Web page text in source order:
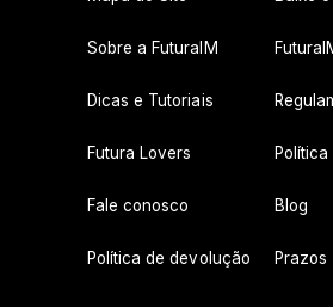
Sobre a FuturaIM
Dicas e Tutoriais
Futura Lovers
Fale conosco Blog
Política de devolução Prazos